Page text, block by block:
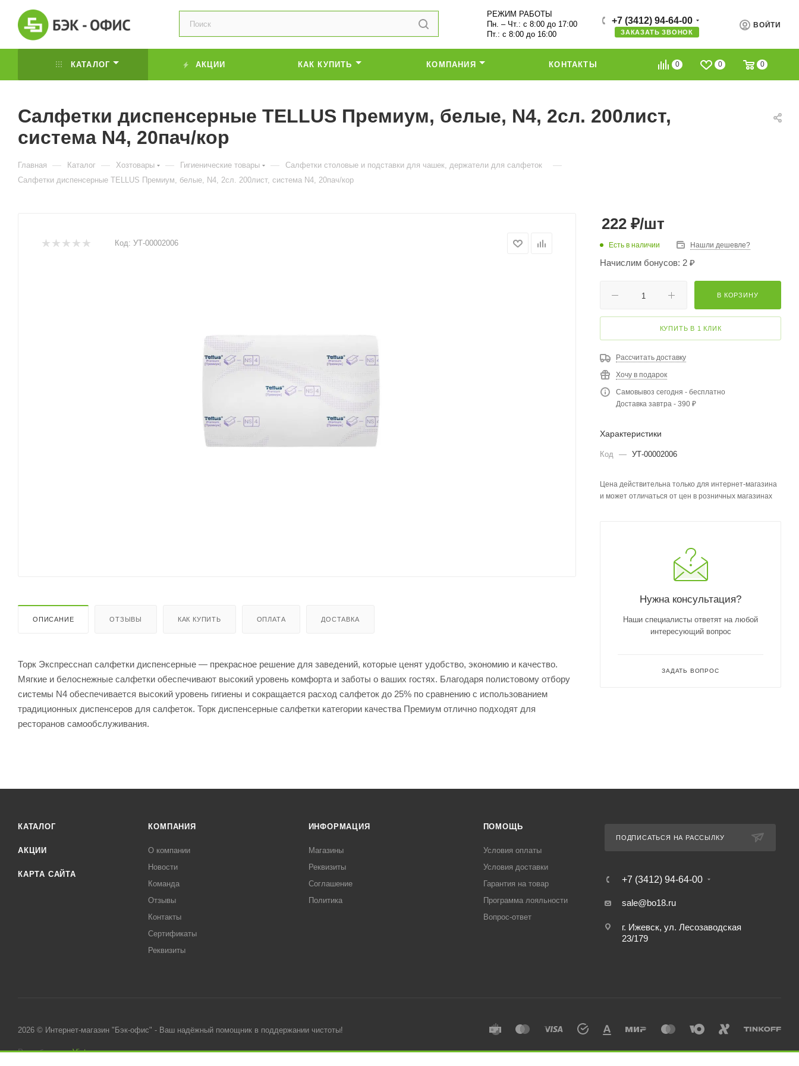
ВОЙТИ
РЕЖИМ РАБОТЫ
Пн. – Чт.: с 8:00 до 17:00
Пт.: с 8:00 до 16:00
+7 (3412) 94-64-00
ЗАКАЗАТЬ ЗВОНОК
0 0 0
КАТАЛОГ АКЦИИ КАК КУПИТЬ КОМПАНИЯ КОНТАКТЫ
Салфетки диспенсерные TELLUS Премиум, белые, N4, 2сл. 200лист,
система N4, 20пач/кор
Главная — Каталог — Хозтовары — Гигиенические товары — Салфетки столовые и подставки для чашек, держатели для салфеток —
Салфетки диспенсерные TELLUS Премиум, белые, N4, 2сл. 200лист, система N4, 20пач/кор
Код: УТ-00002006
ОПИСАНИЕ ОТЗЫВЫ КАК КУПИТЬ ОПЛАТА ДОСТАВКА
Торк Экспресснап салфетки диспенсерные — прекрасное решение для заведений, которые ценят удобство, экономию и качество.
Мягкие и белоснежные салфетки обеспечивают высокий уровень комфорта и заботы о ваших гостях. Благодаря полистовому отбору
системы N4 обеспечивается высокий уровень гигиены и сокращается расход салфеток до 25% по сравнению с использованием
традиционных диспенсеров для салфеток. Торк диспенсерные салфетки категории качества Премиум отлично подходят для
ресторанов самообслуживания.
222 ₽/шт
Есть в наличии Нашли дешевле?
Начислим бонусов: 2 ₽
В КОРЗИНУ
КУПИТЬ В 1 КЛИК
Рассчитать доставку
Хочу в подарок
Самовывоз сегодня - бесплатно
Доставка завтра - 390 ₽
Характеристики
Код — УТ-00002006
Цена действительна только для интернет-магазина
и может отличаться от цен в розничных магазинах
Нужна консультация?
Наши специалисты ответят на любой
интересующий вопрос
ЗАДАТЬ ВОПРОС
КАТАЛОГ
АКЦИИ
КАРТА САЙТА
КОМПАНИЯ
О компании
Новости
Команда
Отзывы
Контакты
Сертификаты
Реквизиты
ИНФОРМАЦИЯ
Магазины
Реквизиты
Соглашение
Политика
ПОМОЩЬ
Условия оплаты
Условия доставки
Гарантия на товар
Программа лояльности
Вопрос-ответ
ПОДПИСАТЬСЯ НА РАССЫЛКУ
+7 (3412) 94-64-00
sale@bo18.ru
г. Ижевск, ул. Лесозаводская
23/179
2026 © Интернет-магазин "Бэк-офис" - Ваш надёжный помощник в поддержании чистоты!
Разработано вVictory